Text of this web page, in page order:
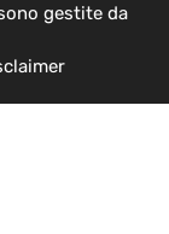
gestite da